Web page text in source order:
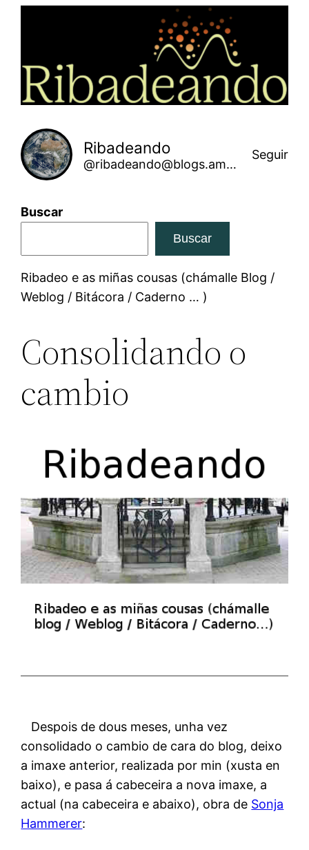
Ribadeando
@ribadeando@blogs.amarinha.gal
Seguir
Buscar
Buscar
Ribadeo e as miñas cousas (chámalle Blog /
Weblog / Bitácora / Caderno … )
Consolidando o
cambio
Despois de dous meses, unha vez
consolidado o cambio de cara do blog, deixo
a imaxe anterior, realizada por min (xusta en
baixo), e pasa á cabeceira a nova imaxe, a
actual (na cabeceira e abaixo), obra de Sonja
Hammerer: